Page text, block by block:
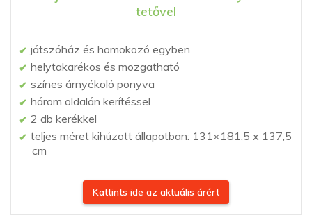
tetővel
játszóház és homokozó egyben
helytakarékos és mozgatható
színes árnyékoló ponyva
három oldalán kerítéssel
2 db kerékkel
teljes méret kihúzott állapotban: 131×181,5 x 137,5
cm
Kattints ide az aktuális árért